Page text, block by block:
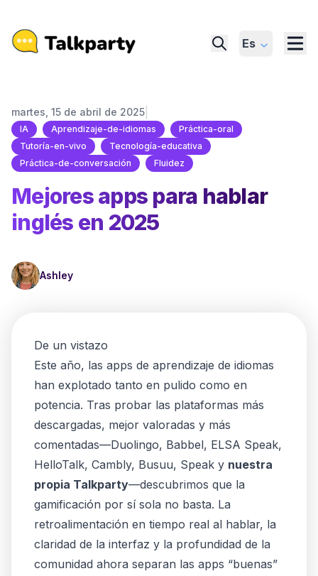
Es
martes, 15 de abril de 2025
IA Aprendizaje-de-idiomas
Práctica-oral
Tutoría-en-vivo
Tecnología-educativa
Práctica-de-conversación
Fluidez
Mejores apps para hablar
inglés en 2025
Ashley
De un vistazo
Este año, las apps de aprendizaje de idiomas
han explotado tanto en pulido como en
potencia. Tras probar las plataformas más
descargadas, mejor valoradas y más
comentadas—Duolingo, Babbel, ELSA Speak,
HelloTalk, Cambly, Busuu, Speak y nuestra
propia Talkparty—descubrimos que la
gamificación por sí sola no basta. La
retroalimentación en tiempo real al hablar, la
claridad de la interfaz y la profundidad de la
comunidad ahora separan las apps “buenas”